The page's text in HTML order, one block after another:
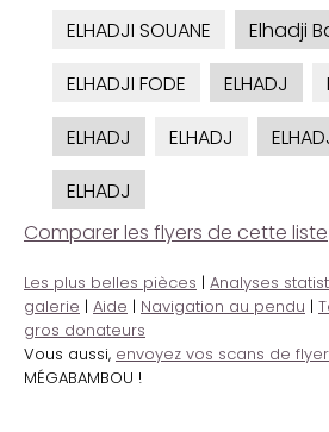
ELHADJI SOUANE
Elhadji
ELHADJI FODE
ELHADJ
ELHADJ
ELHADJ
ELHADJ
Comparer les flyers de cette liste
Les plus belles pièces | Analyses
galerie | Aide | Navigation au pendu |
gros donateurs
Vous aussi, envoyez vos scans de
MÉGABAMBOU !